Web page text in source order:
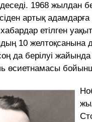
1968 жылдан
артық адамдарға
етілген
10 желтоқсанына
да берілуі
өсиетнамасы